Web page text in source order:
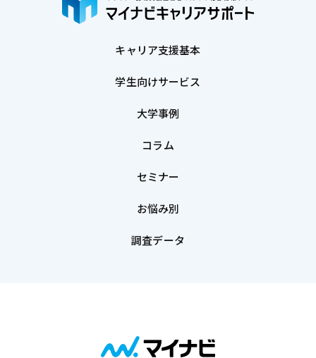
キャリア支援基本
学生向けサービス
大学事例
コラム
セミナー
お悩み別
調査データ